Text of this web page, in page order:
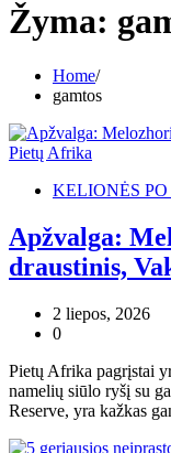
Žyma:
Home
gamtos
KELIONĖS
Apžvalga:
draustinis,
2 liepos, 2026
0
Pietų Afrika pagrįstai
namelių siūlo ryšį su
Reserve, yra kažkas